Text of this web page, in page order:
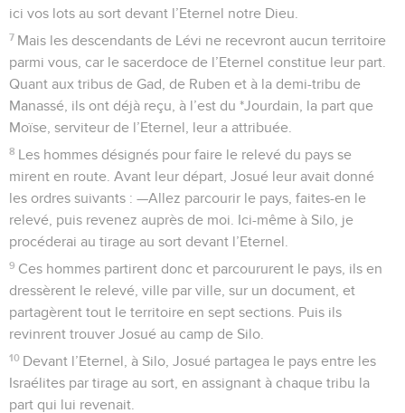
ici vos lots au sort devant l’Eternel notre Dieu.
7 Mais les descendants de Lévi ne recevront aucun territoire
parmi vous, car le sacerdoce de l’Eternel constitue leur part.
Quant aux tribus de Gad, de Ruben et à la demi-tribu de
Manassé, ils ont déjà reçu, à l’est du *Jourdain, la part que
Moïse, serviteur de l’Eternel, leur a attribuée.
8 Les hommes désignés pour faire le relevé du pays se
mirent en route. Avant leur départ, Josué leur avait donné
les ordres suivants : —Allez parcourir le pays, faites-en le
relevé, puis revenez auprès de moi. Ici-même à Silo, je
procéderai au tirage au sort devant l’Eternel.
9 Ces hommes partirent donc et parcoururent le pays, ils en
dressèrent le relevé, ville par ville, sur un document, et
partagèrent tout le territoire en sept sections. Puis ils
revinrent trouver Josué au camp de Silo.
10 Devant l’Eternel, à Silo, Josué partagea le pays entre les
Israélites par tirage au sort, en assignant à chaque tribu la
part qui lui revenait.